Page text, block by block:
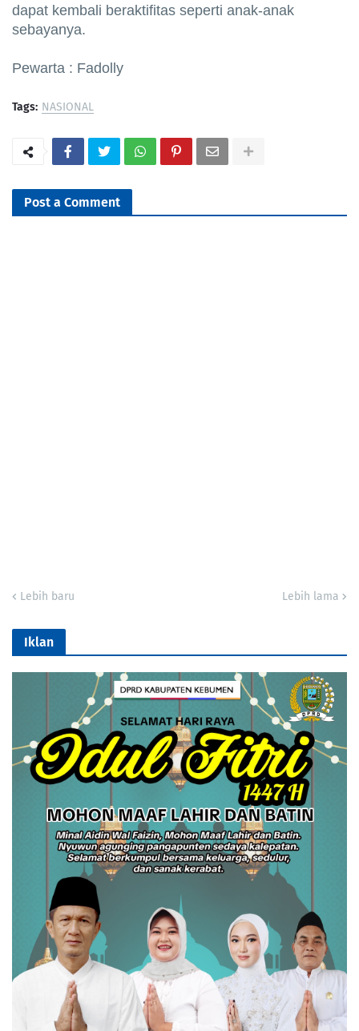
dapat kembali beraktifitas seperti anak-anak
sebayanya.
Pewarta : Fadolly
Tags: NASIONAL
Post a Comment
Lebih baru Lebih lama
Iklan